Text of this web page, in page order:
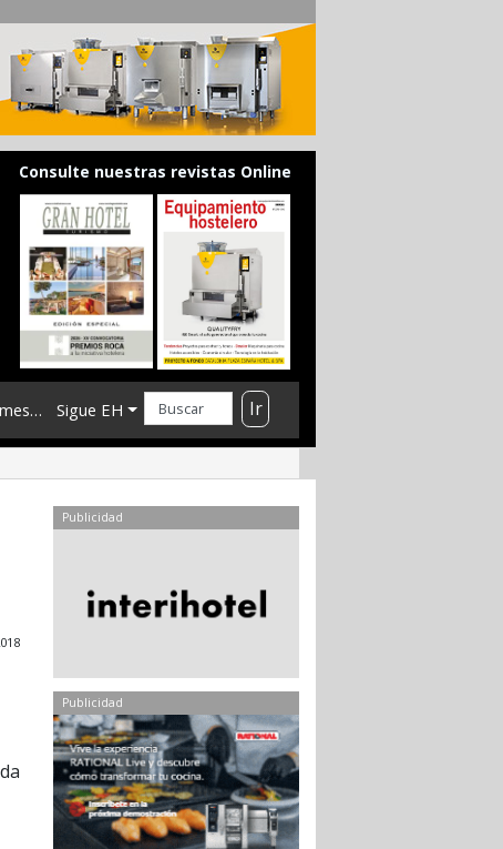
Consulte nuestras revistas Online
Sigue EH Ir
Publicidad
Publicidad